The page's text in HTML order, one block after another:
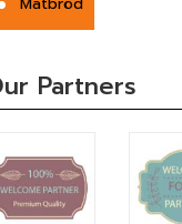
Partners